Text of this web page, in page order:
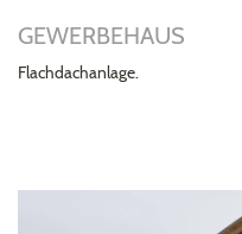
GEWERBEHAUS
Flachdachanlage.